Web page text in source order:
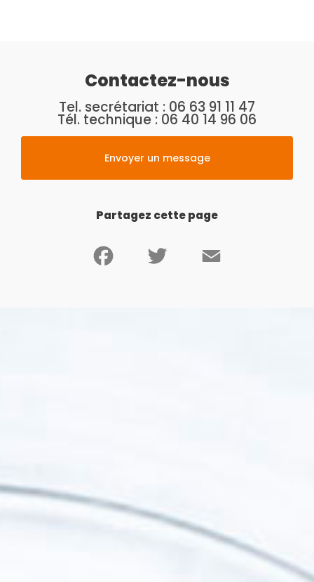
Contactez-nous
Tel. secrétariat : 06 63 91 11 47
Tél. technique : 06 40 14 96 06
Envoyer un message
Partagez cette page